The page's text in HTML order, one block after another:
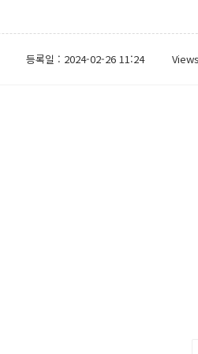
등록일 : 2024-02-26 11:24